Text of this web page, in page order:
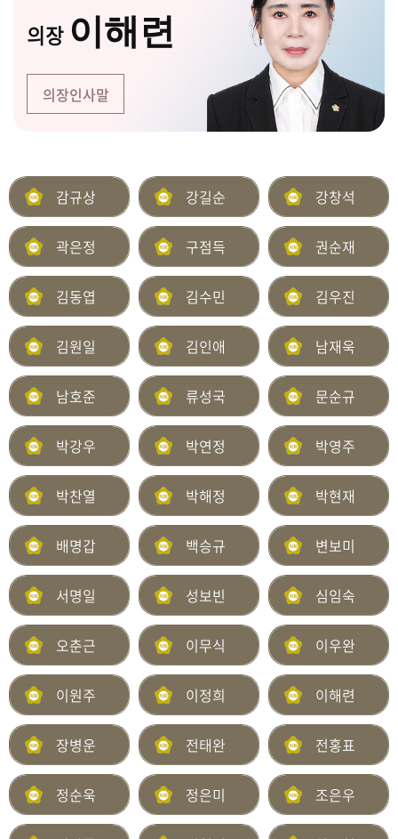
의
민
정
보
공
개
이
용
안
내
의장 이해련
의장인사말
감규상 강길순 강창석
곽은정 구점득 권순재
김동엽 김수민 김우진
김원일 김인애 남재욱
남호준 류성국 문순규
박강우 박연정 박영주
박찬열 박해정 박현재
배명갑 백승규 변보미
서명일 성보빈 심임숙
오춘근 이무식 이우완
이원주 이정희 이해련
장병운 전태완 전홍표
정순욱 정은미 조은우